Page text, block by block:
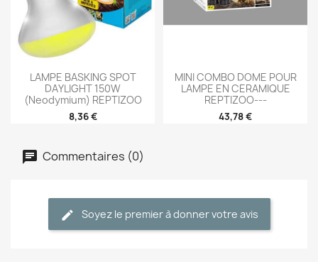
LAMPE BASKING SPOT
DAYLIGHT 150W
(Neodymium) REPTIZOO
8,36 €
MINI COMBO DOME POUR
LAMPE EN CERAMIQUE
REPTIZOO---
43,78 €
Commentaires (0)
Soyez le premier à donner votre avis